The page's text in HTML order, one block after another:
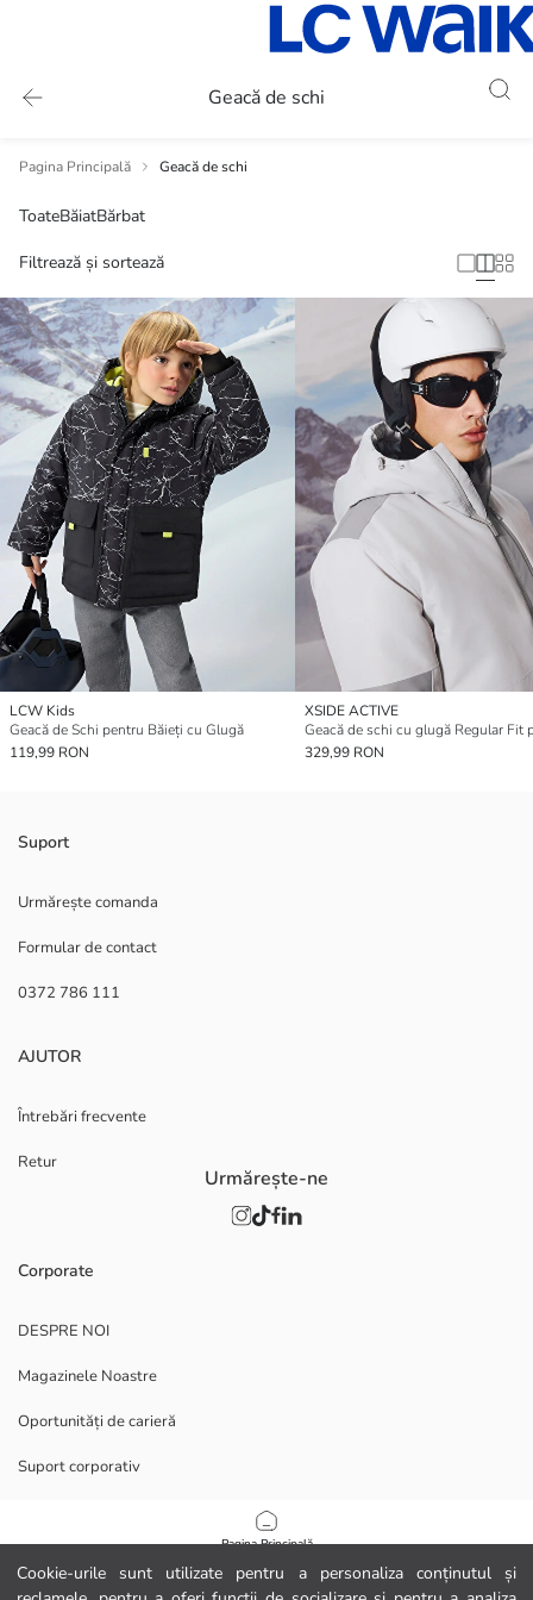
Cookie-urile sunt utilizate pentru a personaliza conținutul și
Geacă de schi
Pagina Principală
Categorii
Pagina Principală Geacă de schi
ToateBăiatBărbat
Filtrează și sortează
LCW Kids
Geacă de Schi pentru Băieți cu Glugă
119,99 RON
XSIDE ACTIVE
329,99 RON
Suport
Urmărește comanda
Formular de contact
0372 786 111
AJUTOR
Întrebări frecvente
Retur
Corporate
DESPRE NOI
Magazinele Noastre
Oportunități de carieră
Suport corporativ
Politica de confidențialitate și securitate a datelor
Urmărește-ne